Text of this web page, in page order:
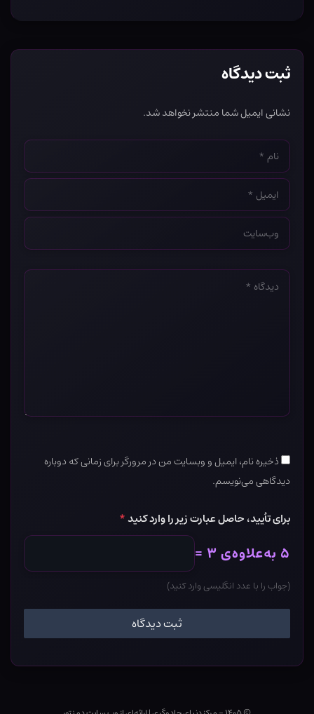
ثبت دیدگاه
نشانی ایمیل شما منتشر نخواهد شد.
نام
*
ایمیل
*
وب‌سایت
*
دیدگاه
ذخیره نام، ایمیل و وبسایت من در مرورگر برای زمانی که دوباره
دیدگاهی می‌نویسم.
برای تأیید، حاصل عبارت زیر را وارد کنید*
۵ به‌علاوه‌ی ۳ =
(جواب را با عدد انگلیسی وارد کنید)